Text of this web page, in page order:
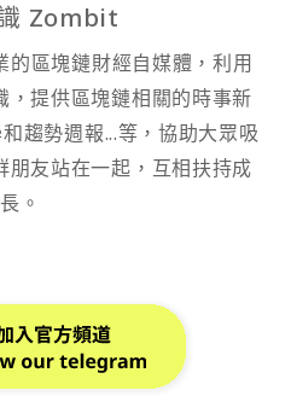
Zombit
區塊鏈財經自媒體，利用
，提供區塊鏈相關的時事新
趨勢週報...等，協助大眾吸
朋友站在一起，互相扶持成
長。